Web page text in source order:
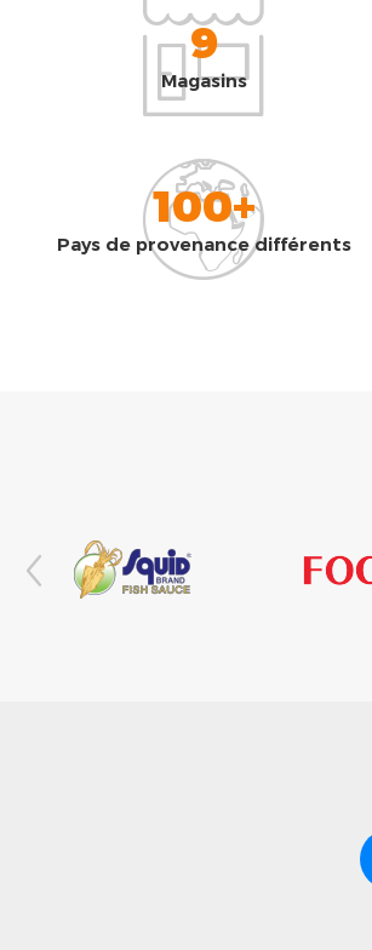
9
Magasins
100+
Pays de provenance différents